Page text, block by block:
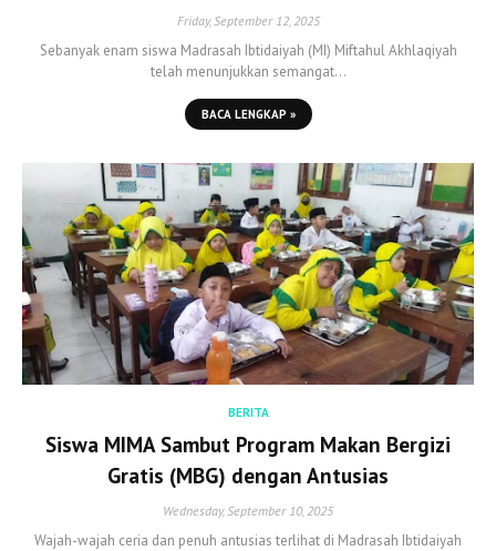
Friday, September 12, 2025
Sebanyak enam siswa Madrasah Ibtidaiyah (MI) Miftahul Akhlaqiyah
telah menunjukkan semangat…
BACA LENGKAP »
BERITA
Siswa MIMA Sambut Program Makan Bergizi
Gratis (MBG) dengan Antusias
Wednesday, September 10, 2025
Wajah-wajah ceria dan penuh antusias terlihat di Madrasah Ibtidaiyah